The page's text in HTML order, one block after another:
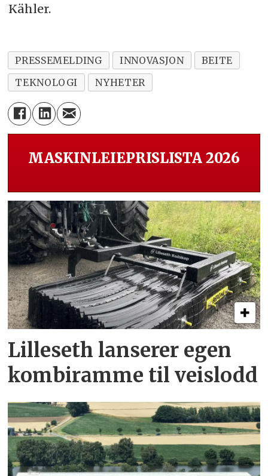
Kähler.
PRESSEMELDING INNOVASJON
BEITE
TEKNOLOGI
NYHETER
MASKINLEIEPRISLISTA 2026
Lilleseth lanserer egen
kombi­ramme til veislodd